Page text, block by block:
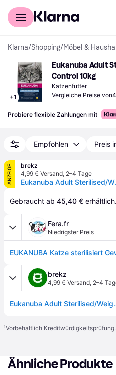
Für Shopper
Klarna/Shopping/Möbel &
+1
Eukanuba Adult
Control 10kg
Katzenfutter
Vergleiche Preise von
Probiere flexible Zahlungen mit
Empfohlen Preis
ANZEIGE
brekz
4,99 € Versand, 2–4 Tage
Eukanuba
Gebraucht ab 45,40 € erhältlich.
Fera.fr
Niedrigster Preis
brekz
4,99 € Versand, 2–4
Eukanuba Adult
¹Vorbehaltlich Kreditwürdigkeitsprüfung.
Ähnliche Produkte